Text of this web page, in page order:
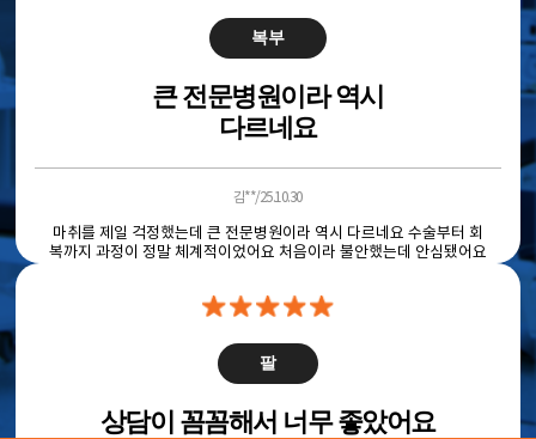
복부
큰 전문병원이라 역시
다르네요
김**/25.10.30
마취를 제일 걱정했는데 큰 전문병원이라 역시 다르네요 수술부터 회
복까지 과정이 정말 체계적이었어요 처음이라 불안했는데 안심됐어요
팔
상담이 꼼꼼해서 너무 좋았어요